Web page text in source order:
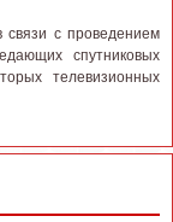
с проведением
спутниковых
телевизионных